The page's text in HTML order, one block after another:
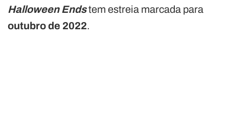
Halloween Endstem estreia marcada para
outubro de 2022.